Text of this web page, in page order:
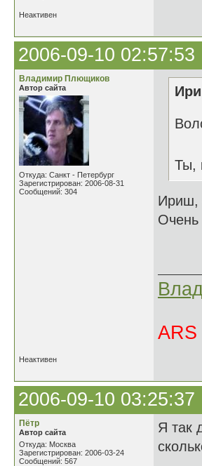
Неактивен
2006-09-10 02:57:53
Владимир Плющиков
Автор сайта
Откуда: Санкт - Петербург
Зарегистрирован: 2006-08-31
Сообщений: 304
Ты,
Ириш,
Очень
ARS
Неактивен
2006-09-10 03:25:37
Пётр
Автор сайта
Откуда: Москва
Зарегистрирован: 2006-03-24
Сообщений: 567
Я так